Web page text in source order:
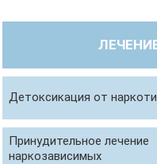
Детоксикация от
Принудительное лечение
наркозависимых